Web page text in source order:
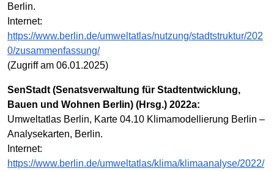
Berlin.
Internet:
https://www.berlin.de/umweltatlas/nutzung/stadtstruktur/202
0/zusammenfassung/
(Zugriff am 06.01.2025)
SenStadt (Senatsverwaltung für Stadtentwicklung,
Bauen und Wohnen Berlin) (Hrsg.) 2022a:
Umweltatlas Berlin, Karte 04.10 Klimamodellierung Berlin –
Analysekarten, Berlin.
Internet:
https://www.berlin.de/umweltatlas/klima/klimaanalyse/2022/